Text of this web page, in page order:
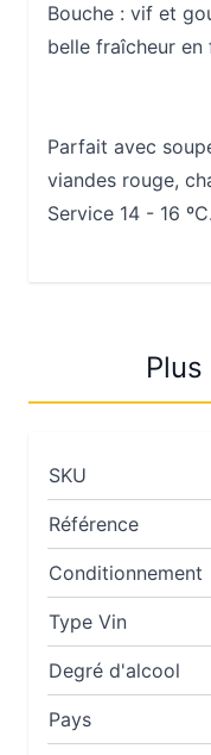
Bouche : vif et
belle fraîcheur
Parfait avec
viandes rouge,
Service 14 - 16 ºC.
Plus
SKU
Référence
Conditionnement
Type Vin
Degré d'alcool
Pays